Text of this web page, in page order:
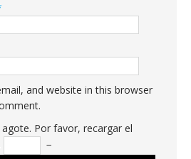
and website in this browser
Por favor, recargar el
−